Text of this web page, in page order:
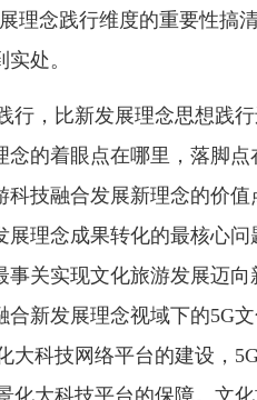
理念践行维度的重要性搞
处。
行，比新发展理念思想践
念的着眼点在哪里，落脚
科技融合发展新理念的价
展理念成果转化的最核心
事关实现文化旅游发展迈
合新发展理念视域下的5G
大科技网络平台的建设，
化大科技平台的保障。文